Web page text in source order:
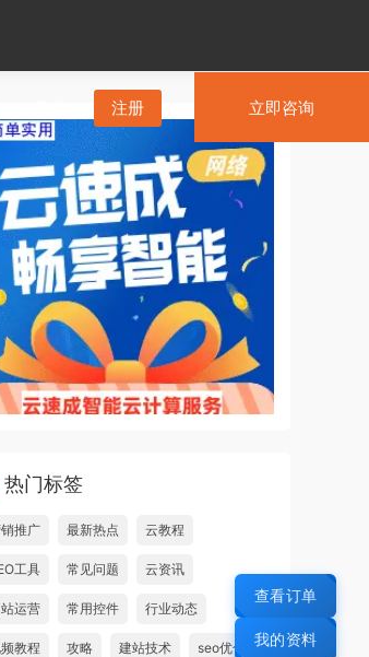
注册 立即咨询
热门标签
推广 最新热点 云教程
工具 常见问题 云资讯
运营 常用控件 行业动态
教程 攻略 建站技术 seo优化
查看订单
我的资料